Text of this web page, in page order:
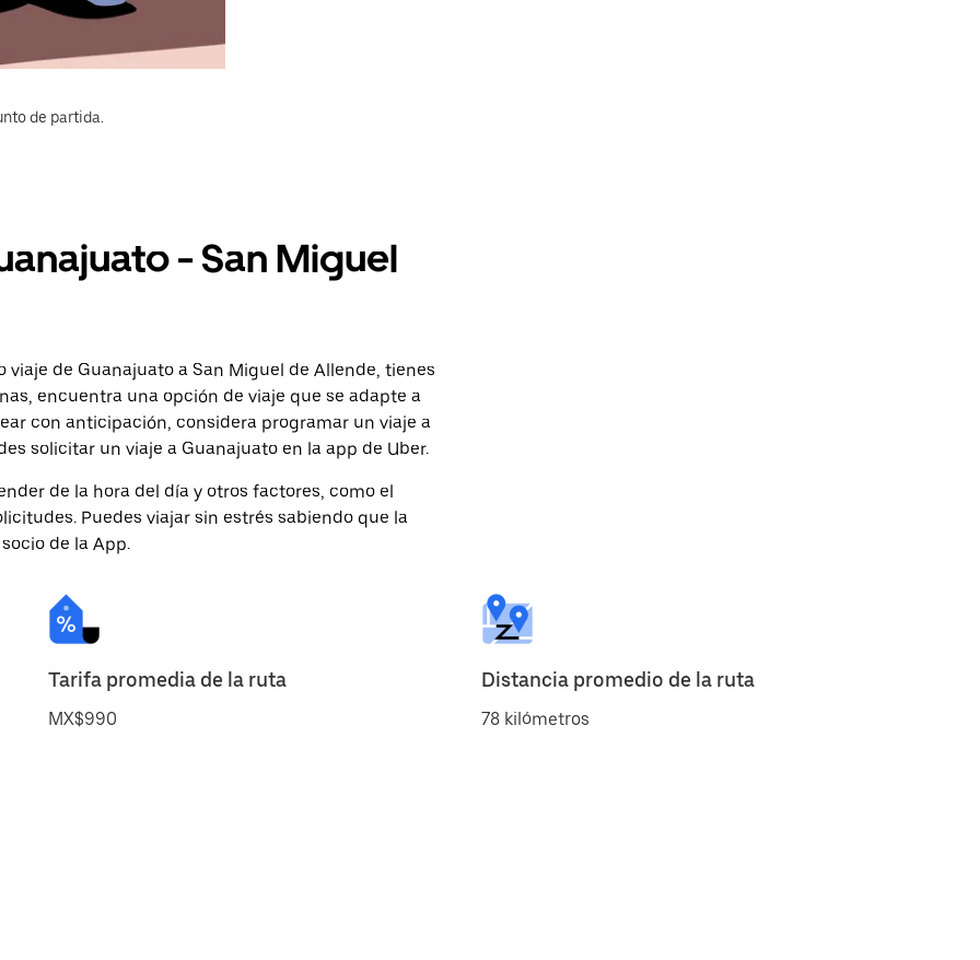
de partida.
- San Miguel
de Guanajuato a San Miguel de Allende, tienes
encuentra una opción de viaje que se adapte a
con anticipación, considera programar un viaje a
solicitar un viaje a Guanajuato en la app de Uber.
de la hora del día y otros factores, como el
Puedes viajar sin estrés sabiendo que la
de la App.
Tarifa promedia de la ruta
MX$990
Distancia promedio de la ruta
78 kilómetros